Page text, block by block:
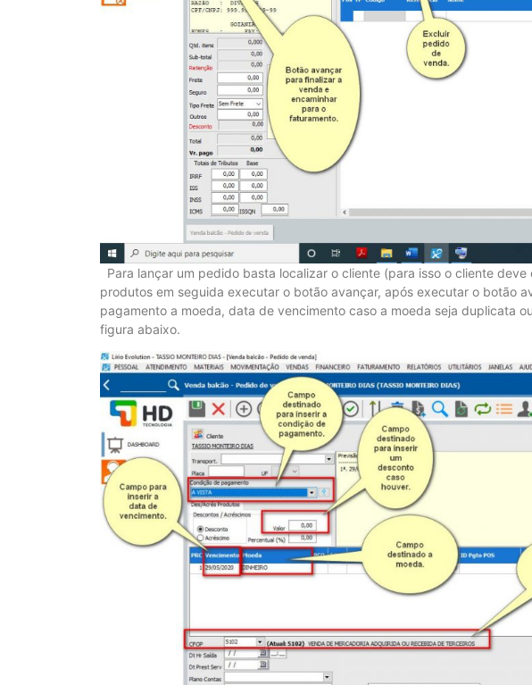
Para lançar um pedido basta localizar o cliente (para isso o cliente
produtos em seguida executar o botão avançar, após executar o botão
pagamento a moeda, data de vencimento caso a moeda seja duplicata
figura abaixo.